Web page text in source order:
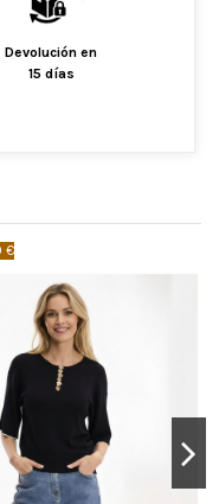
Devolución en
15 días
€